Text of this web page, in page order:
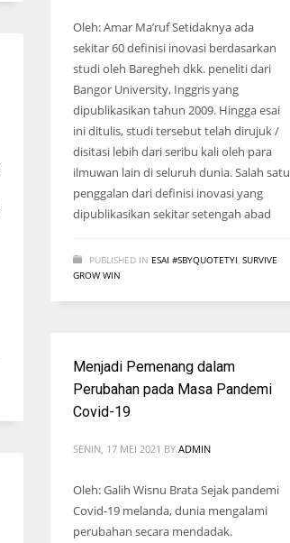
Oleh: Amar Ma’ruf Setidaknya ada
sekitar 60 definisi inovasi berdasarkan
studi oleh Baregheh dkk. peneliti dari
Bangor University, Inggris yang
dipublikasikan tahun 2009. Hingga esai
ini ditulis, studi tersebut telah dirujuk /
disitasi lebih dari seribu kali oleh para
ilmuwan lain di seluruh dunia. Salah satu
penggalan dari definisi inovasi yang
dipublikasikan sekitar setengah abad
PUBLISHED IN ESAI #SBYQUOTETYI, SURVIVE
GROW WIN
Menjadi Pemenang dalam
Perubahan pada Masa Pandemi
Covid-19
SENIN, 17 MEI 2021 BY ADMIN
Oleh: Galih Wisnu Brata Sejak pandemi
Covid-19 melanda, dunia mengalami
perubahan secara mendadak.